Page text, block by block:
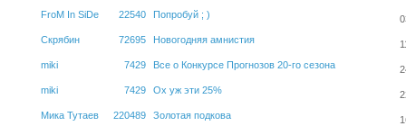
FroM In SiDe
22540 Попробуй ; )
Скрябин
72695 Новогодняя амнистия
miki
7429 Все о Конкурсе Прогнозов 20-го сезона
miki
7429 Ох уж эти 25%
Мика Тутаев
220489 Золотая подкова